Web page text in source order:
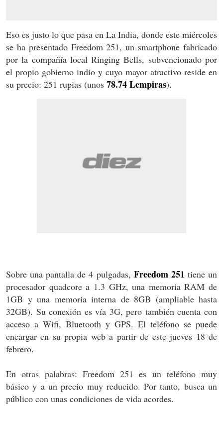
Eso es justo lo que pasa en La India, donde este miércoles
se ha presentado Freedom 251, un smartphone fabricado
por la compañía local Ringing Bells, subvencionado por
el propio gobierno indio y cuyo mayor atractivo reside en
su precio: 251 rupias (unos 78.74 Lempiras).
Sobre una pantalla de 4 pulgadas, Freedom 251 tiene un
procesador quadcore a 1.3 GHz, una memoria RAM de
1GB y una memoria interna de 8GB (ampliable hasta
32GB). Su conexión es vía 3G, pero también cuenta con
acceso a Wifi, Bluetooth y GPS. El teléfono se puede
encargar en su propia web a partir de este jueves 18 de
febrero.
En otras palabras: Freedom 251 es un teléfono muy
básico y a un precio muy reducido. Por tanto, busca un
público con unas condiciones de vida acordes.